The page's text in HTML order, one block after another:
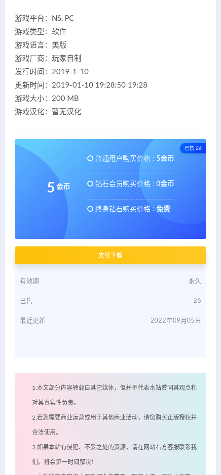
游戏平台：NS, PC
游戏类型：软件
游戏语言：美版
游戏厂商：玩家自制
发行时间：2019-1-10
更新时间：2019-01-10 19:28:50 19:28
游戏大小：200 MB
游戏汉化：暂无汉化
已售 26
5 金币
普通用户购买价格 : 5金币
钻石会员购买价格 : 0金币
终身钻石购买价格 : 免费
支付下载
有效期 永久
已售 26
最近更新 2022年09月05日
1.本文部分内容转载自其它媒体，但并不代表本站赞同其观点和
对其真实性负责。
2.若您需要商业运营或用于其他商业活动，请您购买正版授权并
合法使用。
3.如果本站有侵犯、不妥之处的资源，请在网站右方客服联系我
们。将会第一时间解决！